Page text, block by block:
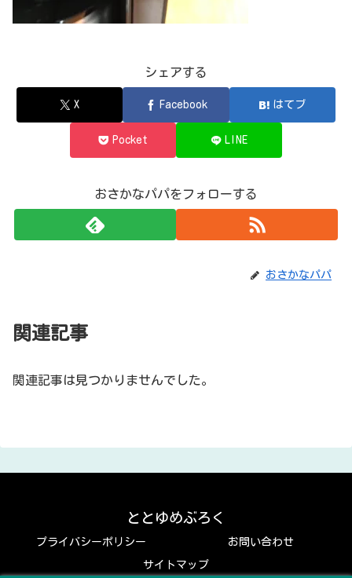
シェアする
X Facebook はてブ
Pocket LINE
おさかなパパをフォローする
おさかなパパ
関連記事
関連記事は見つかりませんでした。
ととゆめぶろく
プライバシーポリシー お問い合わせ
サイトマップ